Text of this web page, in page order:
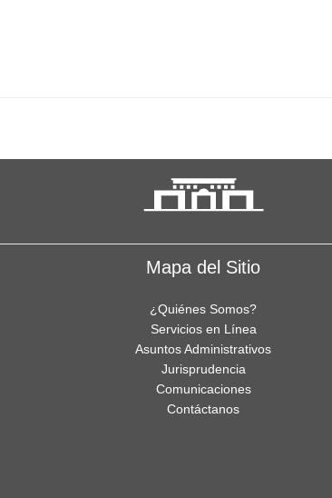
Mapa del Sitio
¿Quiénes Somos?
Servicios en Línea
Asuntos Administrativos
Jurisprudencia
Comunicaciones
Contáctanos